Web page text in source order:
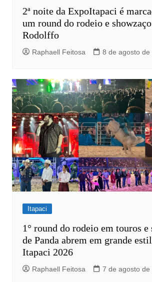
2ª noite da ExpoItapaci é
um round do rodeio e
Rodolffo
Raphaell Feitosa 8 de agosto de
Itapaci
1° round do rodeio em touros e
de Panda abrem em grande
Itapaci 2026
Raphaell Feitosa 7 de agosto de